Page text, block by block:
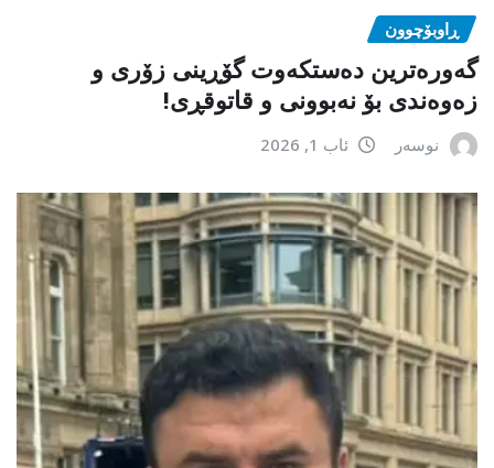
ڕاوبۆچوون
گەورەترین دەستکەوت گۆڕینی زۆری و
زەوەندی بۆ نەبوونی و قاتوقڕی!
نوسەر ئاب 1, 2026